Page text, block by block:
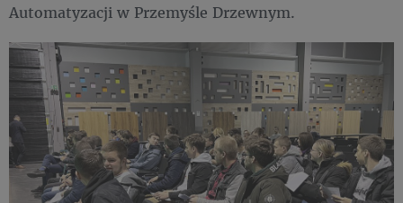
Automatyzacji w Przemyśle Drzewnym.